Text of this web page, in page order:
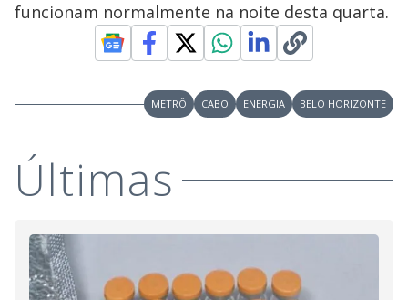
funcionam normalmente na noite desta quarta.
METRÔ CABO ENERGIA BELO HORIZONTE
Últimas